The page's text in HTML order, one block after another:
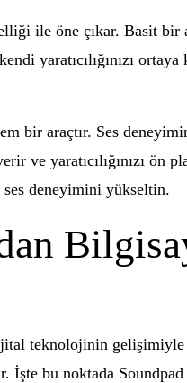
ile öne çıkar. Basit
yaratıcılığınızı
bir araçtır. Ses
ve yaratıcılığınızı
deneyimini yükseltin.
teknolojinin
bu noktada